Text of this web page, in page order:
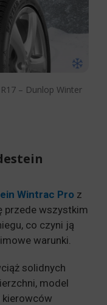
– Dunlop Winter
Wintrac Pro z
przede wszystkim
co czyni ją
warunki.
solidnych
model